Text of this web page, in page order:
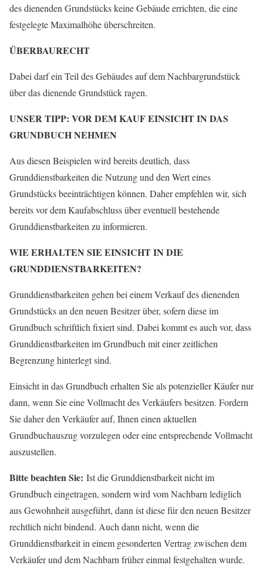
des dienenden Grundstücks keine Gebäude errichten, die eine
festgelegte Maximalhöhe überschreiten.
ÜBERBAURECHT
Dabei darf ein Teil des Gebäudes auf dem Nachbargrundstück
über das dienende Grundstück ragen.
UNSER TIPP: VOR DEM KAUF EINSICHT IN DAS
GRUNDBUCH NEHMEN
Aus diesen Beispielen wird bereits deutlich, dass
Grunddienstbarkeiten die Nutzung und den Wert eines
Grundstücks beeinträchtigen können. Daher empfehlen wir, sich
bereits vor dem Kaufabschluss über eventuell bestehende
Grunddienstbarkeiten zu informieren.
WIE ERHALTEN SIE EINSICHT IN DIE
GRUNDDIENSTBARKEITEN?
Grunddienstbarkeiten gehen bei einem Verkauf des dienenden
Grundstücks an den neuen Besitzer über, sofern diese im
Grundbuch schriftlich fixiert sind. Dabei kommt es auch vor, dass
Grunddienstbarkeiten im Grundbuch mit einer zeitlichen
Begrenzung hinterlegt sind.
Einsicht in das Grundbuch erhalten Sie als potenzieller Käufer nur
dann, wenn Sie eine Vollmacht des Verkäufers besitzen. Fordern
Sie daher den Verkäufer auf, Ihnen einen aktuellen
Grundbuchauszug vorzulegen oder eine entsprechende Vollmacht
auszustellen.
Bitte beachten Sie: Ist die Grunddienstbarkeit nicht im
Grundbuch eingetragen, sondern wird vom Nachbarn lediglich
aus Gewohnheit ausgeführt, dann ist diese für den neuen Besitzer
rechtlich nicht bindend. Auch dann nicht, wenn die
Grunddienstbarkeit in einem gesonderten Vertrag zwischen dem
Verkäufer und dem Nachbarn früher einmal festgehalten wurde.